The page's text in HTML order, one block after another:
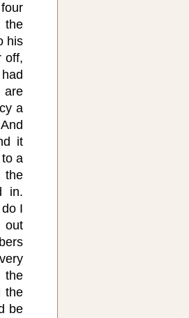
his
off,
a
it
a
the
in.
I
out
the
the
be